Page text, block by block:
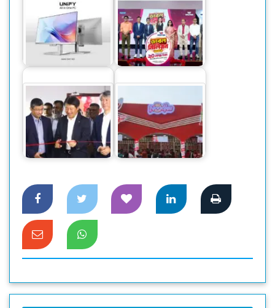
নতুন ২ মডেলের অল-
ইন-ওয়ান পিসি বাজারে
ছাড়লো ওয়ালটন
ওয়ালটন পণ্য কিনে ২০
লাখ টাকা পাওয়ার
সুযোগ
ক্যানন বিজনেস সেন্টার
উদ্বোধন হলো ঢাকায়
খাদ্যপণ্যের বিশাল
সমাহার নিয়ে বাণিজ্য
মেলায় প্রাণ